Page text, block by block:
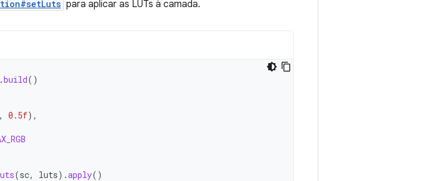
para aplicar as LUTs à camada.
build()
, 0.5f),
(sc, luts).apply()